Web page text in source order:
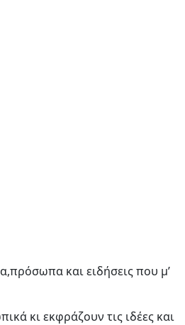
και ειδήσεις που μ’
κι εκφράζουν τις ιδέες και